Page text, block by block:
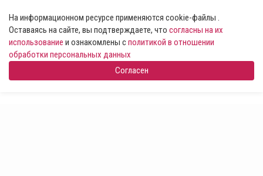
На информационном ресурсе применяются cookie-файлы .
Оставаясь на сайте, вы подтверждаете, что согласны на их
использование и ознакомлены сполитикой в отношении
обработки персональных данных
Согласен